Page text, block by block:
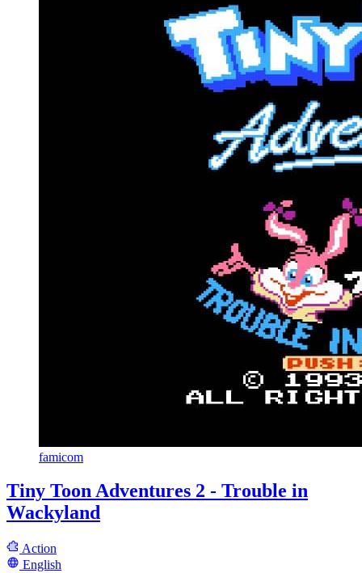
famicom
Tiny Toon Adventures 2 - Trouble in
Wackyland
Action
English